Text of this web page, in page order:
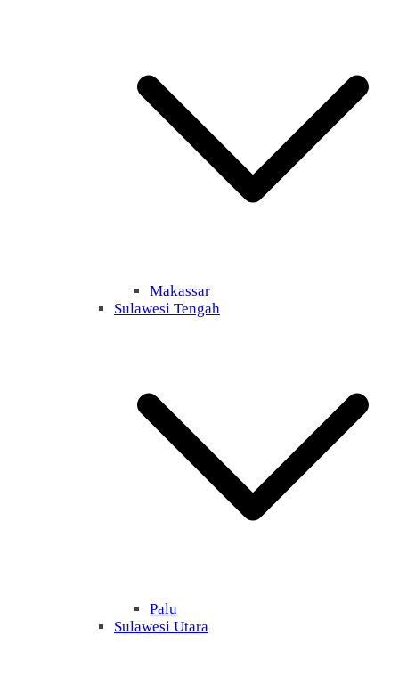
Makassar
Sulawesi Tengah
Palu
Sulawesi Utara